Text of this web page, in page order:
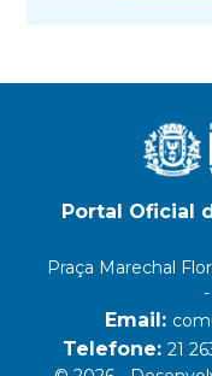
Portal Oficial
Praça Marechal
Email:
Telefone: 21